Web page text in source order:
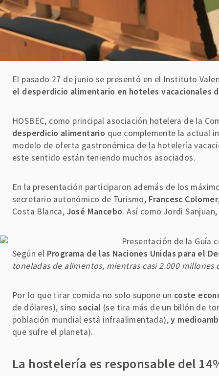
El pasado 27 de junio se presentó en el Instituto
el desperdicio alimentario en hoteles vacacionales
HOSBEC, como principal asociación hotelera de la
desperdicio alimentario que complemente la actual
modelo de oferta gastronómica de la hotelería
este sentido están teniendo muchos asociados.
En la presentación participaron además de los
secretario autonómico de Turismo, Francesc Colomer
Costa Blanca, José Mancebo. Así como Jordi
Según el Programa de las Naciones Unidas para el
toneladas de alimentos, mientras casi 2.000
Por lo que tirar comida no solo supone un coste
de dólares), sinosocial (se tira más de un billón de
población mundial está infraalimentada),y
que sufre el planeta).
La hostelería es responsable del